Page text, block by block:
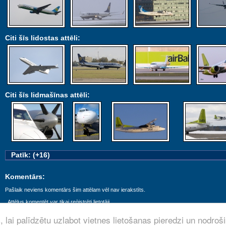
palīdzētu uzlabot vietnes lietošanas pieredzi un
Citi šīs lidostas attēli:
Citi šīs lidmašīnas attēli:
Patīk: (+16)
Komentārs:
Pašlaik neviens komentārs šim attēlam vēl nav ierakstīts.
Attēlus komentēt var tikai reģistrēti lietotāji.